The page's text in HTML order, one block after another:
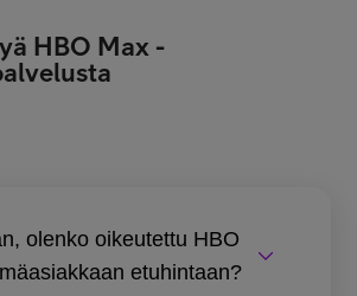
HBO Max -
olenko oikeutettu HBO
etuhintaan?